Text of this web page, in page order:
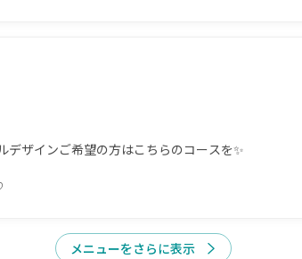
ザインご希望の方はこちらのコースを✨
メニューをさらに表示